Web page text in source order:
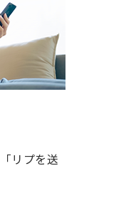
リプを送